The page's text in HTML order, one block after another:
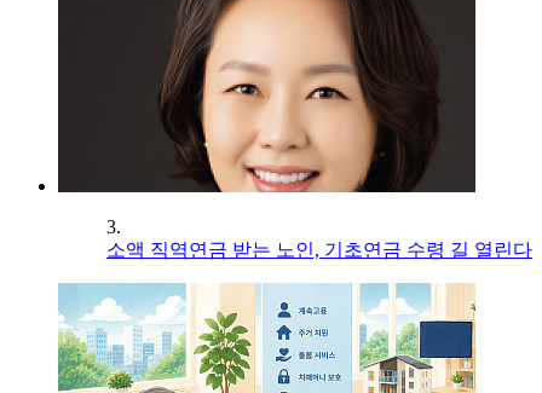
3.
소액 직역연금 받는 노인, 기초연금 수령 길 열린다